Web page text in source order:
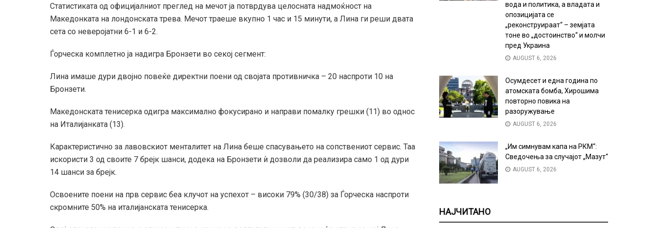
Статистиката од официјалниот преглед на мечот ја потврдува целосната надмоќност на
Македонката на лондонската трева. Мечот траеше вкупно 1 час и 15 минути, а Лина ги реши двата
сета со неверојатни 6-1 и 6-2.
Ѓорческа комплетно ја надигра Бронзети во секој сегмент:
Лина имаше дури двојно повеќе директни поени од својата противничка – 20 наспроти 10 на
Бронзети.
Македонската тенисерка одигра максимално фокусирано и направи помалку грешки (11) во однос
на Италијанката (13).
Карактеристично за лавовскиот менталитет на Лина беше спасувањето на сопствениот сервис. Таа
искористи 3 од своите 7 брејк шанси, додека на Бронзети ѝ дозволи да реализира само 1 од дури
14 шанси за брејк.
Освоените поени на прв сервис беа клучот на успехот – високи 79% (30/38) за Ѓорческа наспроти
скромните 50% на италијанската тенисерка.
вода и политика, а владата и
опозицијата се
„реконструираат“ – земјата
тоне во „достоинство“ и молчи
пред Украина
AUGUST 6, 2026
Осумдесет и една година по
атомската бомба, Хирошима
повторно повика на
разоружување
AUGUST 6, 2026
„Им симнувам капа на РКМ“:
Сведочења за случајот „Мазут“
AUGUST 6, 2026
НАЈЧИТАНО